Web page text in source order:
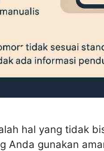
hal yang tidak
Anda gunakan